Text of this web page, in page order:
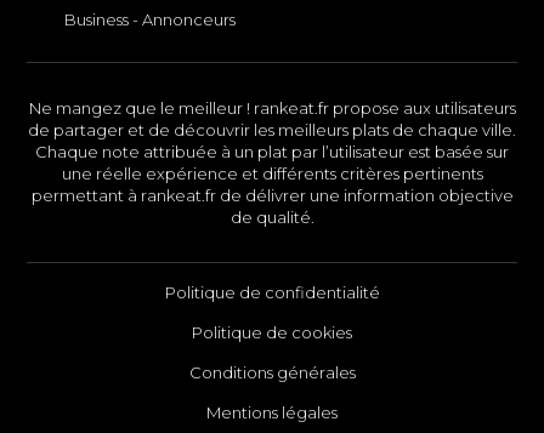
Business - Annonceurs
Ne mangez que le meilleur ! rankeat.fr propose aux utilisateurs
de partager et de découvrir les meilleurs plats de chaque ville.
Chaque note attribuée à un plat par l’utilisateur est basée sur
une réelle expérience et différents critères pertinents
permettant à rankeat.fr de délivrer une information objective
de qualité.
Politique de confidentialité
Politique de cookies
Conditions générales
Mentions légales